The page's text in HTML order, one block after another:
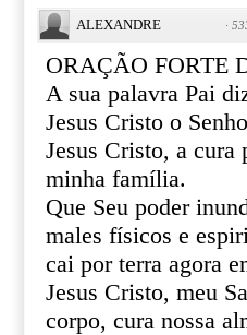
ALEXANDRE ·
ORAÇÃO FORTE
A sua palavra Pai
Jesus Cristo o
Jesus Cristo, a cura
minha família.
Que Seu poder
males físicos e
cai por terra agora
Jesus Cristo, meu
corpo, cura nossa